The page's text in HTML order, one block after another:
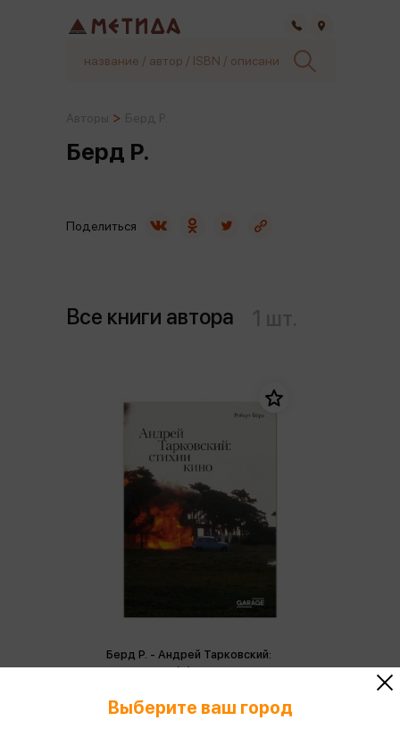
Берд Р.
Все книги автора
Поделиться
Берд Р. - Андрей Тарковский:
стихии кино (м)
1 073 ₽
Выберите ваш город